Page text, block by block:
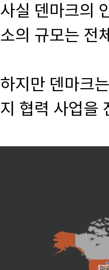
사실 덴마크의
소의 규모는 전
하지만 덴마크
지 협력 사업을